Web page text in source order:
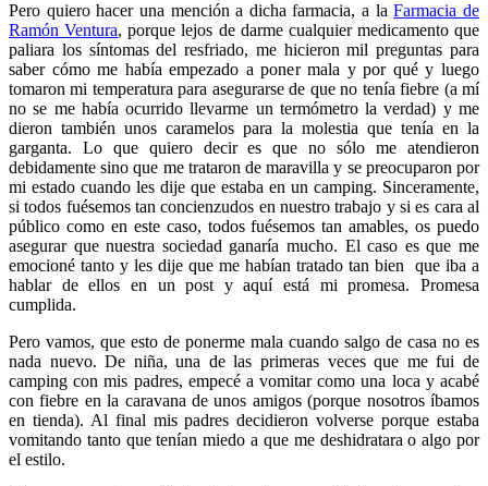
Pero quiero hacer una mención a dicha farmacia, a laFarmacia de
Ramón Ventura, porque lejos de darme cualquier medicamento que
paliara los síntomas del resfriado, me hicieron mil preguntas para
saber cómo me había empezado a poner mala y por qué y luego
tomaron mi temperatura para asegurarse de que no tenía fiebre (a mí
no se me había ocurrido llevarme un termómetro la verdad) y me
dieron también unos caramelos para la molestia que tenía en la
garganta. Lo que quiero decir es que no sólo me atendieron
debidamente sino que me trataron de maravilla y se preocuparon por
mi estado cuando les dije que estaba en un camping. Sinceramente,
si todos fuésemos tan concienzudos en nuestro trabajo y si es cara al
público como en este caso, todos fuésemos tan amables, os puedo
asegurar que nuestra sociedad ganaría mucho. El caso es que me
emocioné tanto y les dije que me habían tratado tan bien que iba a
hablar de ellos en un post y aquí está mi promesa. Promesa
cumplida.
Pero vamos, que esto de ponerme mala cuando salgo de casa no es
nada nuevo. De niña, una de las primeras veces que me fui de
camping con mis padres, empecé a vomitar como una loca y acabé
con fiebre en la caravana de unos amigos (porque nosotros íbamos
en tienda). Al final mis padres decidieron volverse porque estaba
vomitando tanto que tenían miedo a que me deshidratara o algo por
el estilo.